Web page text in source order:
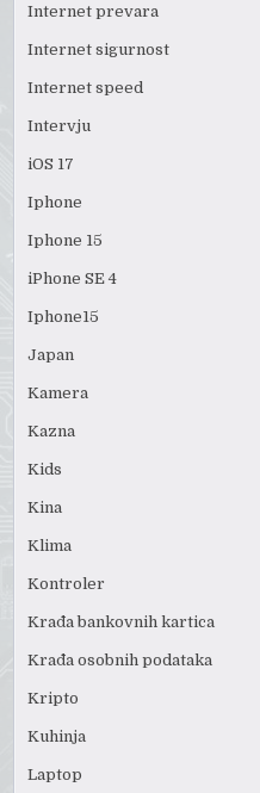
Internet prevara
Internet sigurnost
Internet speed
Intervju
iOS 17
Iphone
Iphone 15
iPhone SE 4
Iphone15
Japan
Kamera
Kazna
Kids
Kina
Klima
Kontroler
Krađa bankovnih kartica
Krađa osobnih podataka
Kripto
Kuhinja
Laptop